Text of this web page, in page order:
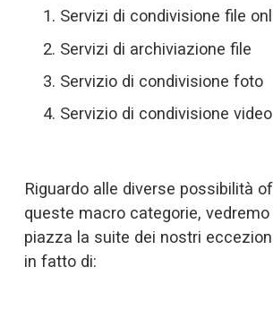
Servizi di condivisione file
Servizi di archiviazione file
Servizio di condivisione foto
Servizio di condivisione video
Riguardo alle diverse possibilità
queste macro categorie,
piazza la suite dei nostri
in fatto di: